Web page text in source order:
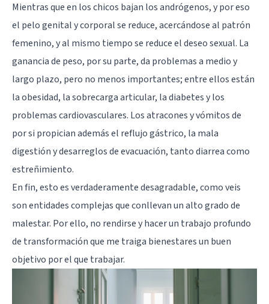
Mientras que en los chicos bajan los andrógenos, y por eso
el pelo genital y corporal se reduce, acercándose al patrón
femenino, y al mismo tiempo se reduce el deseo sexual. La
ganancia de peso, por su parte, da problemas a medio y
largo plazo, pero no menos importantes; entre ellos están
la obesidad, la sobrecarga articular, la diabetes y los
problemas cardiovasculares. Los atracones y vómitos de
por si propician además el reflujo gástrico, la mala
digestión y desarreglos de evacuación, tanto diarrea como
estreñimiento.
En fin, esto es verdaderamente desagradable, como veis
son entidades complejas que conllevan un alto grado de
malestar. Por ello, no rendirse y hacer un trabajo profundo
de transformación que me traiga bienestares un buen
objetivo por el que trabajar.